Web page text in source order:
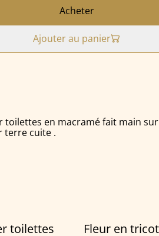
Acheter
Ajouter au panier
en macramé fait main
terre cuite .
toilettes Fleur en